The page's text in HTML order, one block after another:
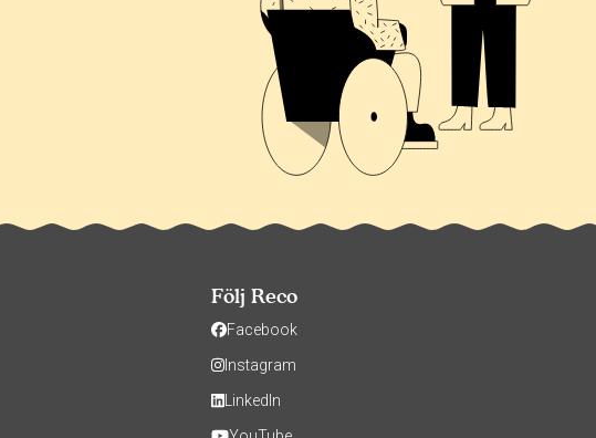
Följ Reco
Facebook
Instagram
LinkedIn